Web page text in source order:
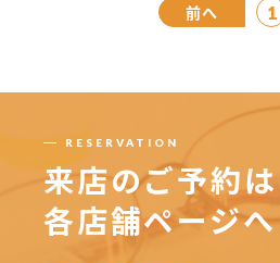
前へ 1
RESERVATION
来店のご予約は
各店舗ページへ